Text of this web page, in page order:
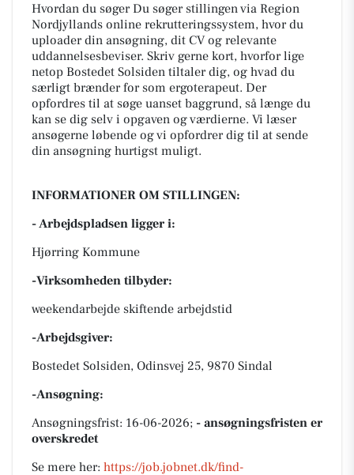
Hvordan du søger Du søger stillingen via Region
Nordjyllands online rekrutteringssystem, hvor du
uploader din ansøgning, dit CV og relevante
uddannelsesbeviser. Skriv gerne kort, hvorfor lige
netop Bostedet Solsiden tiltaler dig, og hvad du
særligt brænder for som ergoterapeut. Der
opfordres til at søge uanset baggrund, så længe du
kan se dig selv i opgaven og værdierne. Vi læser
ansøgerne løbende og vi opfordrer dig til at sende
din ansøgning hurtigst muligt.
INFORMATIONER OM STILLINGEN:
- Arbejdspladsen ligger i:
Hjørring Kommune
-Virksomheden tilbyder:
weekendarbejde skiftende arbejdstid
-Arbejdsgiver:
Bostedet Solsiden, Odinsvej 25, 9870 Sindal
-Ansøgning:
Ansøgningsfrist: 16-06-2026; - ansøgningsfristen er
overskredet
Se mere her: https://job.jobnet.dk/find-